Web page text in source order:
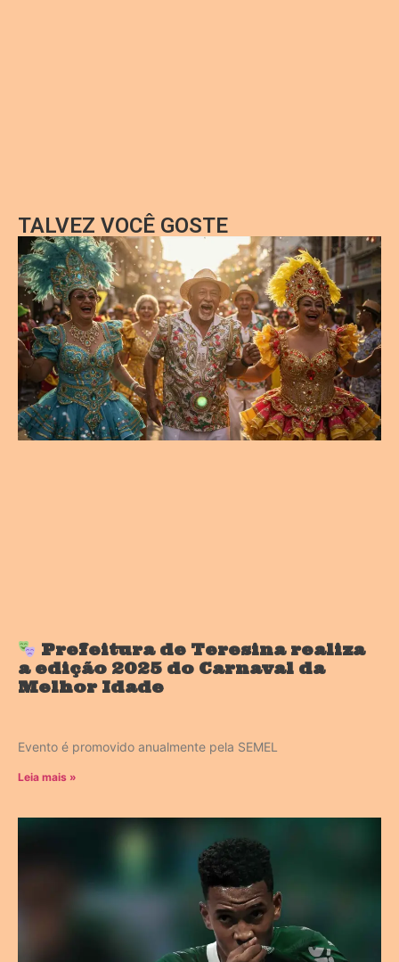
TALVEZ VOCÊ GOSTE
Prefeitura de Teresina realiza
a edição 2025 do Carnaval da
Melhor Idade
Evento é promovido anualmente pela SEMEL
Leia mais »